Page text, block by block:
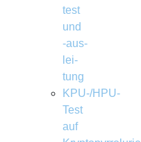
test
und
‑aus­
lei­
tung
KPU-/HPU-
Test
auf